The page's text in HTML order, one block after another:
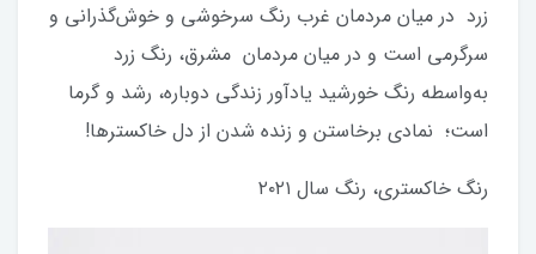
زرد در میان مردمان غرب رنگ سرخوشی و خوش‌گذرانی و
سرگرمی است و در میان مردمان مشرق، رنگ زرد
به‌واسطه رنگ خورشید یادآور زندگی دوباره، رشد و گرما
است؛ نمادی برخاستن و زنده شدن از دل خاکسترها!
رنگ خاکستری، رنگ سال ۲۰۲۱